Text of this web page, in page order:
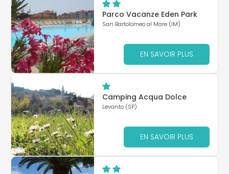
Parco Vacanze Eden Park
San Bartolomeo al Mare (IM)
EN SAVOIR PLUS
Camping Acqua Dolce
Levanto (SP)
EN SAVOIR PLUS